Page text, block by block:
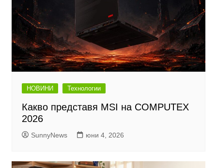
НОВИНИ Технологии
Какво представя MSI на COMPUTEX
2026
SunnyNews юни 4, 2026